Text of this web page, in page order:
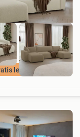
levering !